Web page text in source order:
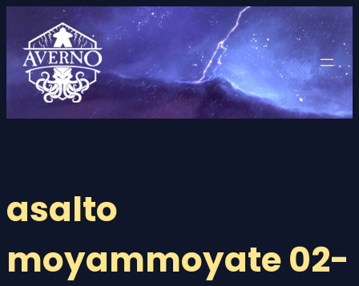
contenido
asalto
moyammoyate 02-